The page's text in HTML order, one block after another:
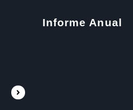
Informe Anual